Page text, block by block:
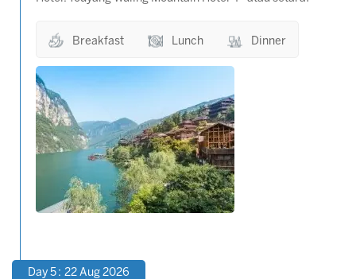
Breakfast Lunch Dinner
Day 5 : 22 Aug 2026